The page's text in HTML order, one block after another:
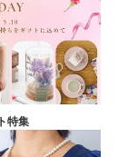
特集